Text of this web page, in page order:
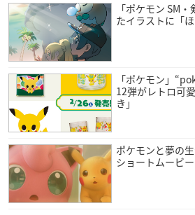
「ポケモン SM
たイラストに「
「ポケモン」
12弾がレトロ可
き」
ポケモンと夢の
ショートムービ